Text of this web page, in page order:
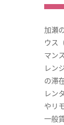
加瀬
ウス
マン
レン
の滞
レン
やリ
一般